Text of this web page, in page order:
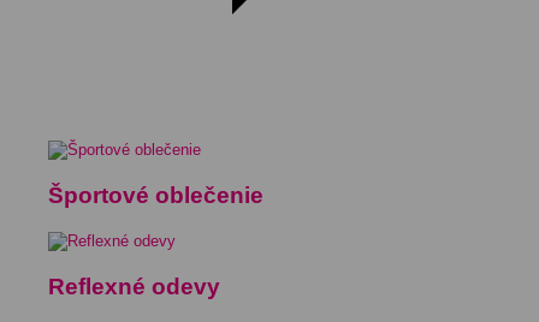
Športové oblečenie
Reflexné odevy